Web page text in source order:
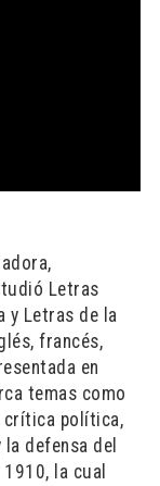
Letras
y Letras de la
francés,
en
temas como
crítica política,
defensa del
la cual